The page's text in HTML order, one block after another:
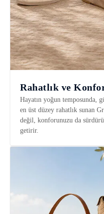
Rahatlık ve
Hayatın yoğun temposunda,
en üst düzey rahatlık sunan
değil, konforunuzu da
getirir.